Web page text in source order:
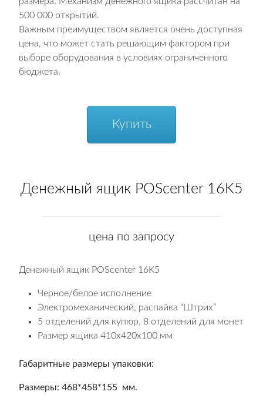
500 000 открытий.
Важным преимуществом является очень доступная
цена, что может стать решающим фактором при
выборе оборудования в условиях ограниченного
бюджета.
Купить
Денежный ящик POScenter 16K5
цена по запросу
Денежный ящик POScenter 16K5
Черное/белое исполнение
Электромеханический, распайка “Штрих”
5 отделений для купюр, 8 отделений для монет
Размер ящика 410x420x100 мм
Габаритные размеры упаковки:
Размеры: 468*458*155 мм.